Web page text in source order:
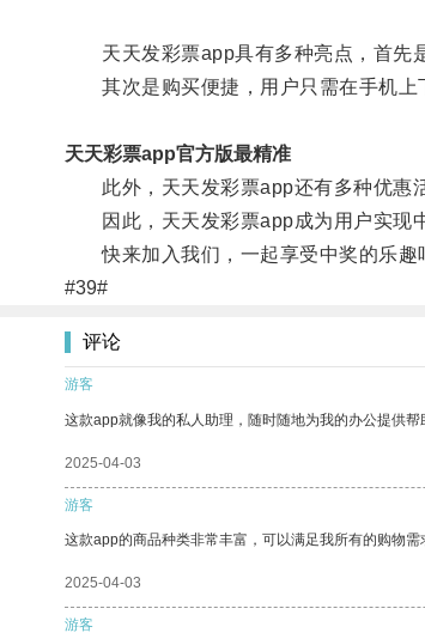
天天发彩票app具有多种亮点，首先是
其次是购买便捷，用户只需在手机上
天天彩票app官方版最精准
此外，天天发彩票app还有多种优惠活
因此，天天发彩票app成为用户实现中
快来加入我们，一起享受中奖的乐趣
#39#
评论
游客
这款app就像我的私人助理，随时随地为我的办公提供帮
2025-04-03
游客
这款app的商品种类非常丰富，可以满足我所有的购物需
2025-04-03
游客